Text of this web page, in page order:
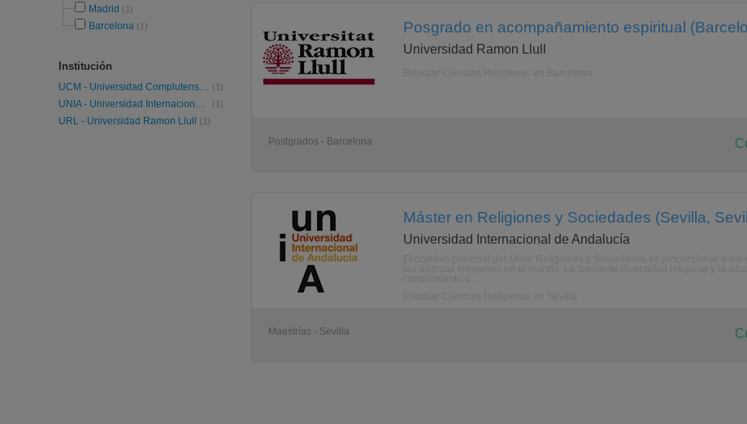
Madrid (1)
Barcelona (1)
Institución
UCM - Universidad Complutense de Madrid (1)
UNIA - Universidad Internacional de Andalucía (1)
URL - Universidad Ramon Llull (1)
Posgrado en acompañamiento espiritual
Universidad Ramon Llull
Postgrados - Barcelona
Máster en Religiones y Sociedades (Sevilla,
Universidad Internacional de Andalucía
Maestrías - Sevilla